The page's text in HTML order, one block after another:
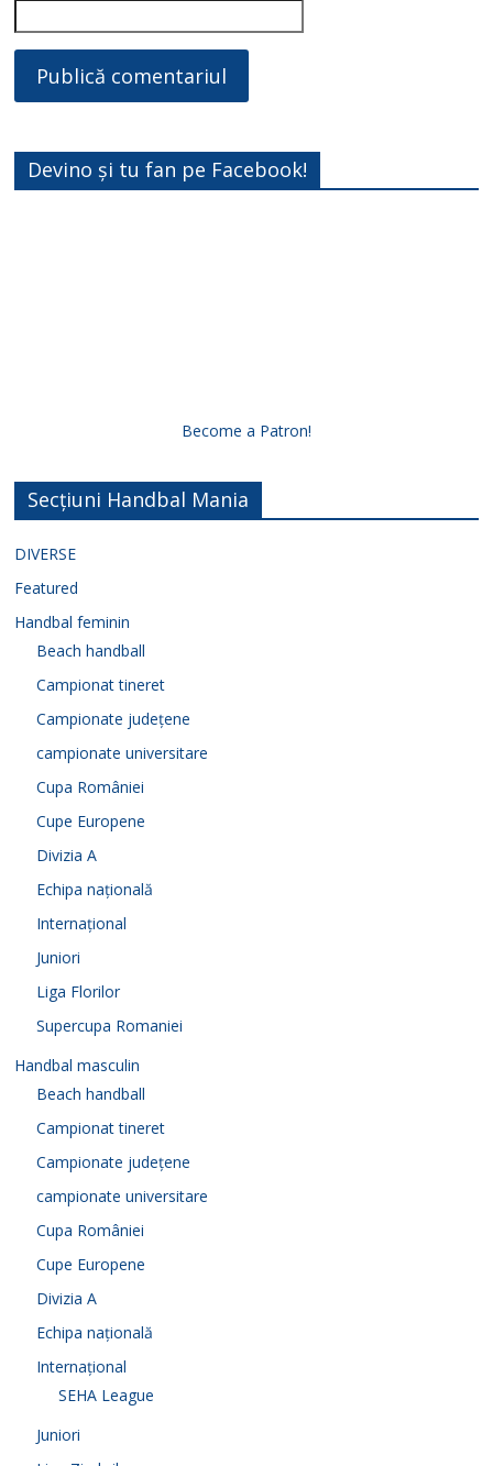
Devino și tu fan pe Facebook!
Become a Patron!
Secțiuni Handbal Mania
DIVERSE
Featured
Handbal feminin
Beach handball
Campionat tineret
Campionate județene
campionate universitare
Cupa României
Cupe Europene
Divizia A
Echipa națională
Internațional
Juniori
Liga Florilor
Supercupa Romaniei
Handbal masculin
Beach handball
Campionat tineret
Campionate județene
campionate universitare
Cupa României
Cupe Europene
Divizia A
Echipa națională
Internațional
SEHA League
Juniori